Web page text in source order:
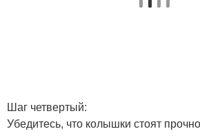
Шаг четвертый:
Убедитесь, что колышки стоят